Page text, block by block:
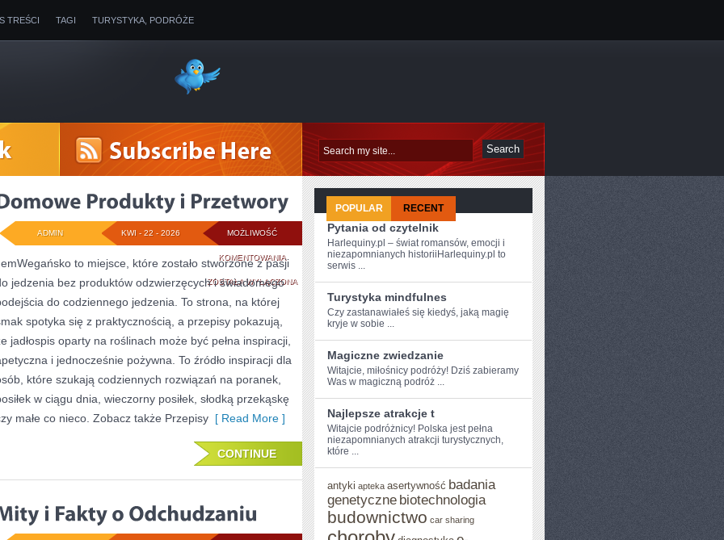
TREŚCI TAGI TURYSTYKA, PODRÓŻE
MOŻLIWOŚĆ
KOMENTOWANIADOMOWE
PRODUKTY
PRZETWORY
ZOSTAŁA WYŁĄCZONA
KWI - 22 - 2026
ADMIN
to miejsce, które zostało stworzone z pasji
jedzenia bez produktów odzwierzęcych i świadomego
do codziennego jedzenia. To strona, na której
spotyka się z praktycznością, a przepisy pokazują,
jadłospis oparty na roślinach może być pełna inspiracji,
i jednocześnie pożywna. To źródło inspiracji dla
które szukają codziennych rozwiązań na poranek,
w ciągu dnia, wieczorny posiłek, słodką przekąskę
małe co nieco. Zobacz także Przepisy [ Read More ]
CONTINUE
POPULAR RECENT
Pytania od czytelnik
Harlequiny.pl – świat romansów, emocji i
niezapomnianych historiiHarlequiny.pl to
serwis ...
Turystyka mindfulnes
Czy zastanawiałeś‍ się kiedyś,‍ jaką magię
⁤kryje w sobie ...
Magiczne zwiedzanie
Witajcie, miłośnicy podróży! Dziś zabieramy
Was w magiczną podróż ...
Najlepsze atrakcje t
Witajcie podróżnicy! Polska jest pełna
niezapomnianych atrakcji turystycznych,
które ...
antyki apteka asertywność badania
genetyczne biotechnologia
budownictwo car sharing